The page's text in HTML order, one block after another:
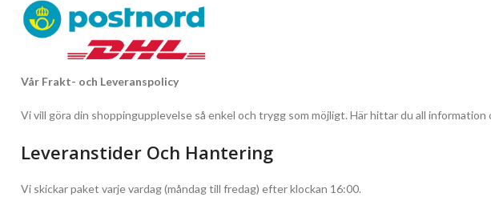
Vår Frakt- och Leveranspolicy
Vi vill göra din shoppingupplevelse så enkel och trygg som möjligt. Här hittar du all
Leveranstider Och Hantering
Vi skickar paket varje vardag (måndag till fredag) efter klockan 16:00.